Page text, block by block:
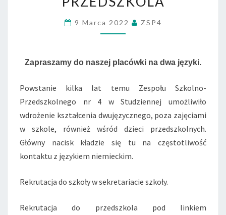
PRZEDSZKOLA
9 Marca 2022 ZSP4
Zapraszamy do naszej placówki na dwa języki.
Powstanie kilka lat temu Zespołu Szkolno-
Przedszkolnego nr 4 w Studziennej umożliwiło
wdrożenie kształcenia dwujęzycznego, poza zajęciami
w szkole, również wśród dzieci przedszkolnych.
Główny nacisk kładzie się tu na częstotliwość
kontaktu z językiem niemieckim.
Rekrutacja do szkoły w sekretariacie szkoły.
Rekrutacja do przedszkola pod linkiem